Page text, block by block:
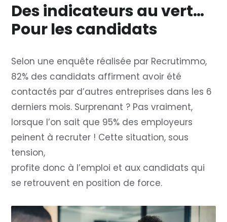
Des indicateurs au vert…
Pour les candidats
Selon une enquête réalisée par Recrutimmo,
82% des candidats affirment avoir été
contactés par d’autres entreprises dans les 6
derniers mois. Surprenant ? Pas vraiment,
lorsque l’on sait que 95% des employeurs
peinent à recruter ! Cette situation, sous
tension,
profite donc à l’emploi et aux candidats qui
se retrouvent en position de force.